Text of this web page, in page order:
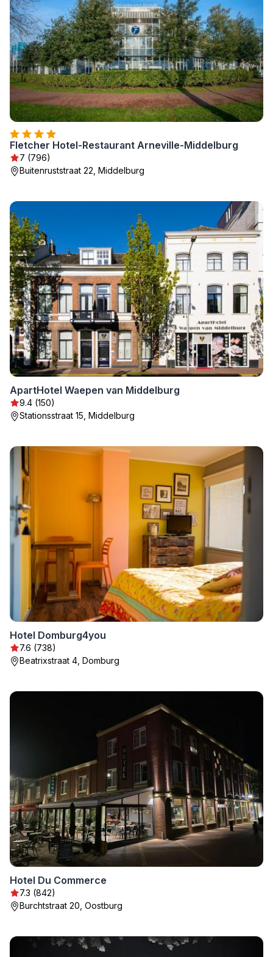
Fletcher Hotel-Restaurant Arneville-Middelburg
7 (796)
Buitenruststraat 22, Middelburg
ApartHotel Waepen van Middelburg
9.4 (150)
Stationsstraat 15, Middelburg
Hotel Domburg4you
7.6 (738)
Beatrixstraat 4, Domburg
Hotel Du Commerce
7.3 (842)
Burchtstraat 20, Oostburg